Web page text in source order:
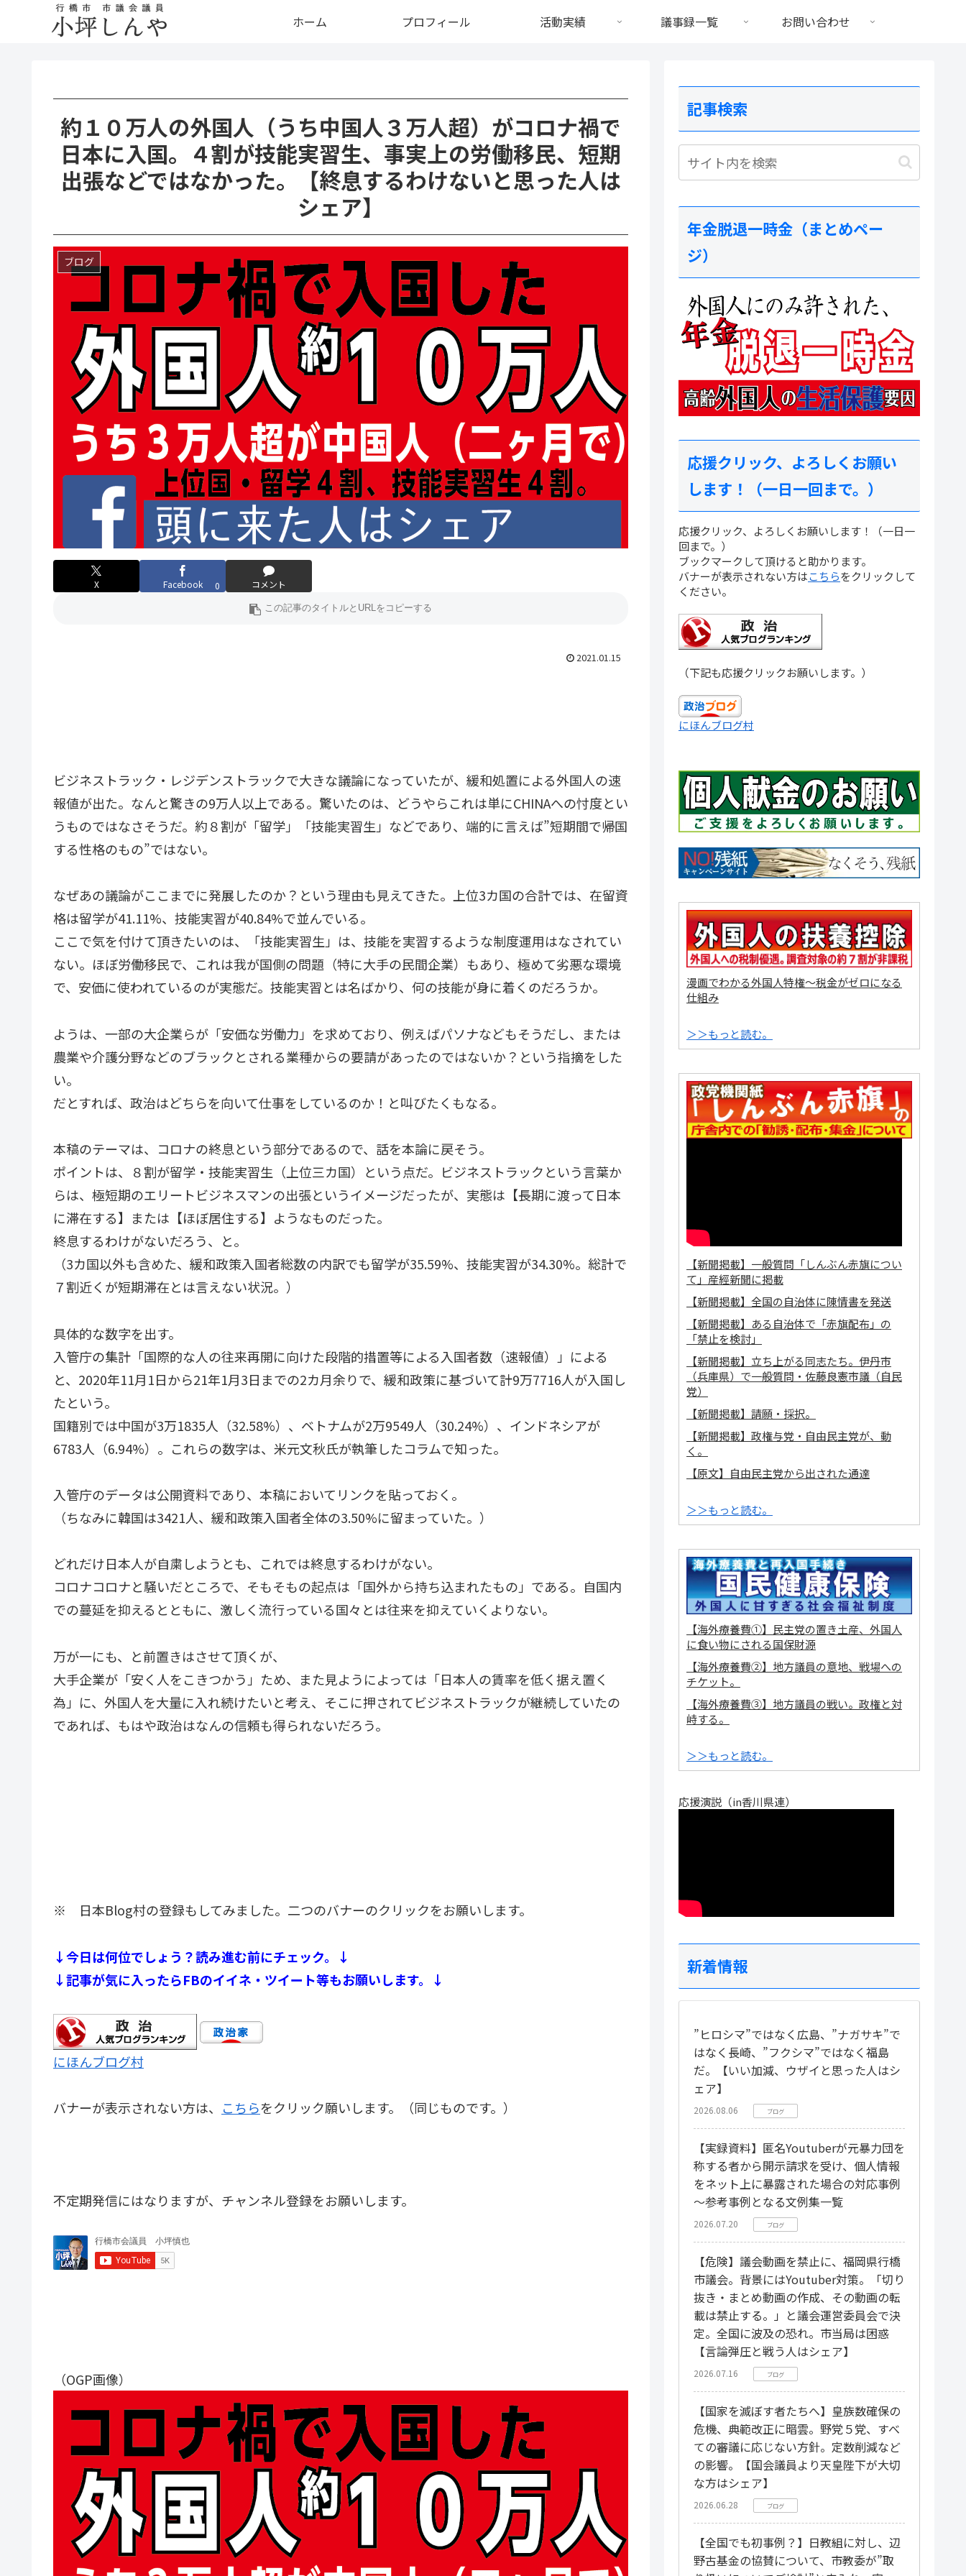
ホーム プロフィール 活動実績 議事録一覧 お問い合わせ
約１０万人の外国人（うち中国人３万人超）がコロナ禍で
日本に入国。４割が技能実習生、事実上の労働移民、短期
出張などではなかった。【終息するわけないと思った人は
シェア】
ブログ
X Facebook 0 コメント
2021.01.15
ビジネストラック・レジデンストラックで大きな議論になっていたが、緩和処置による外国人の速
報値が出た。なんと驚きの9万人以上である。驚いたのは、どうやらこれは単にCHINAへの忖度とい
うものではなさそうだ。約８割が「留学」「技能実習生」などであり、端的に言えば”短期間で帰国
する性格のもの”ではない。
なぜあの議論がここまでに発展したのか？という理由も見えてきた。上位3カ国の合計では、在留資
格は留学が41.11%、技能実習が40.84%で並んでいる。
ここで気を付けて頂きたいのは、「技能実習生」は、技能を実習するような制度運用はなされてい
ない。ほぼ労働移民で、これは我が国側の問題（特に大手の民間企業）もあり、極めて劣悪な環境
で、安価に使われているのが実態だ。技能実習とは名ばかり、何の技能が身に着くのだろうか。
ようは、一部の大企業らが「安価な労働力」を求めており、例えばパソナなどもそうだし、または
農業や介護分野などのブラックとされる業種からの要請があったのではないか？という指摘をした
い。
だとすれば、政治はどちらを向いて仕事をしているのか！と叫びたくもなる。
本稿のテーマは、コロナの終息という部分であるので、話を本論に戻そう。
ポイントは、８割が留学・技能実習生（上位三カ国）という点だ。ビジネストラックという言葉か
らは、極短期のエリートビジネスマンの出張というイメージだったが、実態は【長期に渡って日本
に滞在する】または【ほぼ居住する】ようなものだった。
終息するわけがないだろう、と。
（3カ国以外も含めた、緩和政策入国者総数の内訳でも留学が35.59%、技能実習が34.30%。総計で
７割近くが短期滞在とは言えない状況。）
具体的な数字を出す。
入管庁の集計「国際的な人の往来再開に向けた段階的措置等による入国者数（速報値）」による
と、2020年11月1日から21年1月3日までの2カ月余りで、緩和政策に基づいて計9万7716人が入国し
たという。
国籍別では中国が3万1835人（32.58%）、ベトナムが2万9549人（30.24%）、インドネシアが
6783人（6.94%）。これらの数字は、米元文秋氏が執筆したコラムで知った。
入管庁のデータは公開資料であり、本稿においてリンクを貼っておく。
（ちなみに韓国は3421人、緩和政策入国者全体の3.50%に留まっていた。）
どれだけ日本人が自粛しようとも、これでは終息するわけがない。
コロナコロナと騒いだところで、そもそもの起点は「国外から持ち込まれたもの」である。自国内
での蔓延を抑えるとともに、激しく流行っている国々とは往来を抑えていくよりない。
万が一にも、と前置きはさせて頂くが、
大手企業が「安く人をこきつかう」ため、また見ようによっては「日本人の賃率を低く据え置く
為」に、外国人を大量に入れ続けたいと考え、そこに押されてビジネストラックが継続していたの
であれば、もはや政治はなんの信頼も得られないだろう。
※ 日本Blog村の登録もしてみました。二つのバナーのクリックをお願いします。
↓今日は何位でしょう？読み進む前にチェック。↓
↓記事が気に入ったらFBのイイネ・ツイート等もお願いします。↓
にほんブログ村
バナーが表示されない方は、 こちらをクリック願いします。（同じものです。）
不定期発信にはなりますが、チャンネル登録をお願いします。
（OGP画像）
記事検索
年金脱退一時金（まとめペー
ジ）
応援クリック、よろしくお願い
します！（一日一回まで。）
応援クリック、よろしくお願いします！（一日一
回まで。）
ブックマークして頂けると助かります。
バナーが表示されない方はこちらをクリックして
ください。
（下記も応援クリックお願いします。）
にほんブログ村
漫画でわかる外国人特権～税金がゼロになる
仕組み
＞＞もっと読む。
【新聞掲載】一般質問「しんぶん赤旗につい
て」産經新聞に掲載
【新聞掲載】全国の自治体に陳情書を発送
【新聞掲載】ある自治体で「赤旗配布」の
「禁止を検討」
【新聞掲載】立ち上がる同志たち。伊丹市
（兵庫県）で一般質問・佐藤良憲市議（自民
党）
【新聞掲載】請願・採択。
【新聞掲載】政権与党・自由民主党が、動
く。
【原文】自由民主党から出された通達
＞＞もっと読む。
【海外療養費①】民主党の置き土産、外国人
に食い物にされる国保財源
【海外療養費②】地方議員の意地、戦場への
チケット。
【海外療養費③】地方議員の戦い。政権と対
峙する。
＞＞もっと読む。
応援演説（in香川県連）
新着情報
”ヒロシマ”ではなく広島、”ナガサキ”で
はなく長崎、”フクシマ”ではなく福島
だ。【いい加減、ウザイと思った人はシ
ェア】
2026.08.06 ブログ
【実録資料】匿名Youtuberが元暴力団を
称する者から開示請求を受け、個人情報
をネット上に暴露された場合の対応事例
～参考事例となる文例集一覧
2026.07.20 ブログ
【危険】議会動画を禁止に、福岡県行橋
市議会。背景にはYoutuber対策。「切り
抜き・まとめ動画の作成、その動画の転
載は禁止する。」と議会運営委員会で決
定。全国に波及の恐れ。市当局は困惑
【言論弾圧と戦う人はシェア】
2026.07.16 ブログ
【国家を滅ぼす者たちへ】皇族数確保の
危機、典範改正に暗雲。野党５党、すべ
ての審議に応じない方針。定数削減など
の影響。【国会議員より天皇陛下が大切
な方はシェア】
2026.06.28 ブログ
【全国でも初事例？】日教組に対し、辺
野古基金の協賛について、市教委が”取